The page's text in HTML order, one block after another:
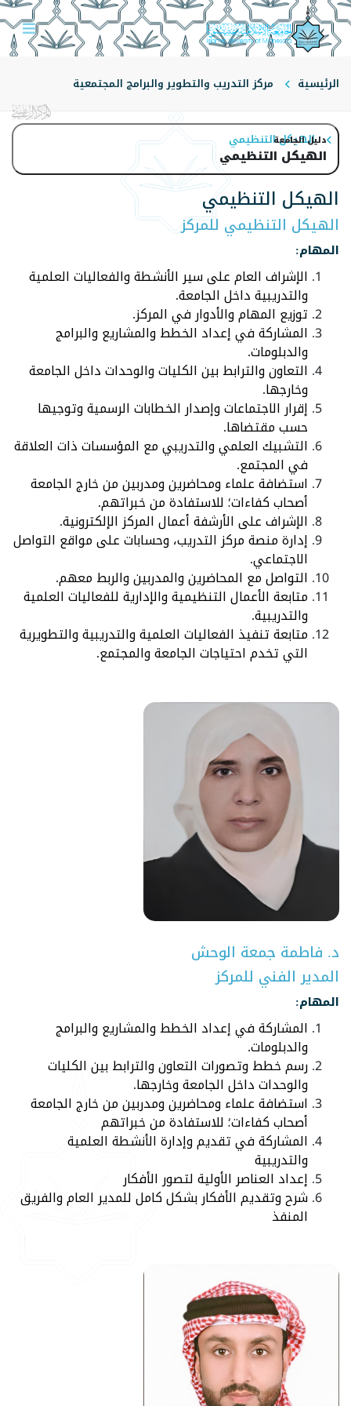
الرئيسية مركز التدريب والتطوير والبرامج المجتمعية
الهيكل التنظيمي
دليل الجامعة
الهيكل التنظيمي
الهيكل التنظيمي
الهيكل التنظيمي للمركز
المهام:
الإشراف العام على سير الأنشطة والفعاليات العلمية
والتدريبية داخل الجامعة.
توزيع المهام والأدوار في المركز.
المشاركة في إعداد الخطط والمشاريع والبرامج
والدبلومات.
التعاون والترابط بين الكليات والوحدات داخل الجامعة
وخارجها.
إقرار الاجتماعات وإصدار الخطابات الرسمية وتوجيها
حسب مقتضاها.
التشبيك العلمي والتدريبي مع المؤسسات ذات العلاقة
في المجتمع.
استضافة علماء ومحاضرين ومدربين من خارج الجامعة
أصحاب كفاءات؛ للاستفادة من خبراتهم.
الإشراف على الأرشفة أعمال المركز الإلكترونية.
إدارة منصة مركز التدريب، وحسابات على مواقع التواصل
الاجتماعي.
التواصل مع المحاضرين والمدربين والربط معهم.
متابعة الأعمال التنظيمية والإدارية للفعاليات العلمية
والتدريبية.
متابعة تنفيذ الفعاليات العلمية والتدريبية والتطويرية
التي تخدم احتياجات الجامعة والمجتمع.
د. فاطمة جمعة الوحش
المدير الفني للمركز
المهام:
المشاركة في إعداد الخطط والمشاريع والبرامج
والدبلومات.
رسم خطط وتصورات التعاون والترابط بين الكليات
والوحدات داخل الجامعة وخارجها.
استضافة علماء ومحاضرين ومدربين من خارج الجامعة
أصحاب كفاءات؛ للاستفادة من خبراتهم
المشاركة في تقديم وإدارة الأنشطة العلمية
والتدريبية
إعداد العناصر الأولية لتصور الأفكار
شرح وتقديم الأفكار بشكل كامل للمدير العام والفريق
المنفذ